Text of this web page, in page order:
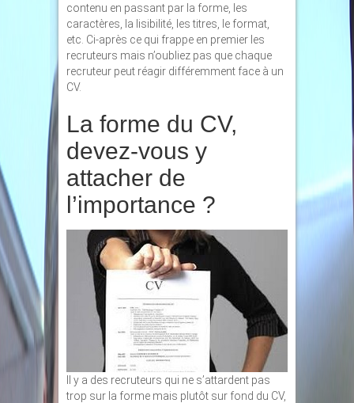
contenu en passant par la forme, les
caractères, la lisibilité, les titres, le format,
etc. Ci-après ce qui frappe en premier les
recruteurs mais n’oubliez pas que chaque
recruteur peut réagir différemment face à un
CV.
La forme du CV,
devez-vous y
attacher de
l’importance ?
Il y a des recruteurs qui ne s’attardent pas
trop sur la forme mais plutôt sur fond du CV,